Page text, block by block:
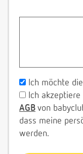
Ich möchte
Ich
AGB von
dass meine
werden.